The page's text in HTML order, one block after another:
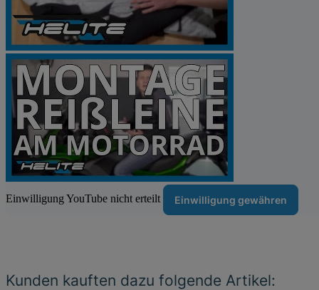
Einwilligung YouTube nicht erteilt Einwilligung gewähren
Kunden kauften dazu folgende Artikel: